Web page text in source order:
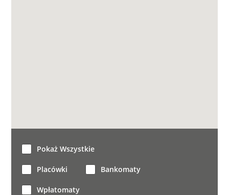
Pokaż Wszystkie
Placówki Bankomaty
Wpłatomaty